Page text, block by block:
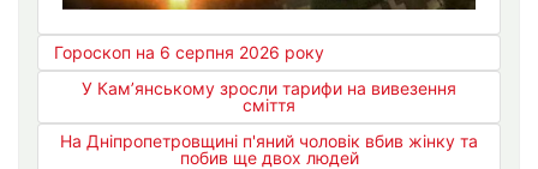
Гороскоп на 6 серпня 2026 року
У Кам’янському зросли тарифи на вивезення
сміття
На Дніпропетровщині п'яний чоловік вбив жінку та
побив ще двох людей